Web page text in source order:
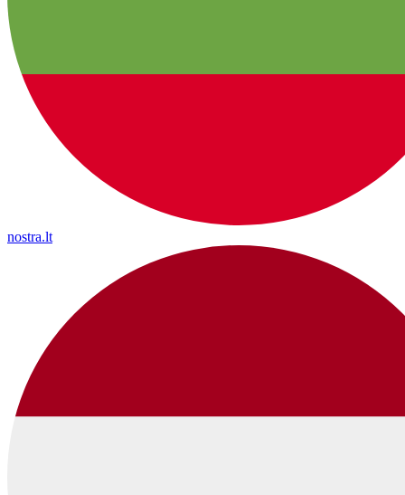
nostra.lt